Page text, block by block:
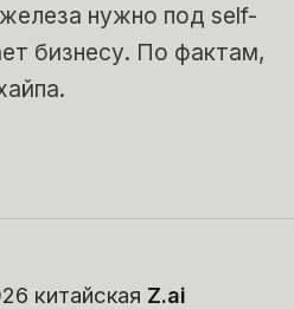
нужно под self-
бизнесу. По фактам,
китайская Z.ai